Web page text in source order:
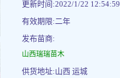
更新时间:2022/1/22 12:54:59
有效期限:二年
发布苗商:
山西瑞瑞苗木
供货地址:山西 运城